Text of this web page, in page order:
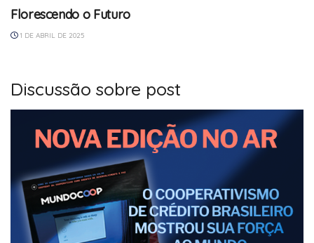
Florescendo o Futuro
1 DE ABRIL DE 2025
Discussão sobre post